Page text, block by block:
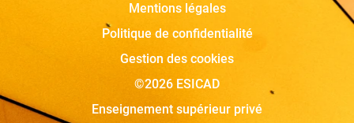
Mentions légales
Politique de confidentialité
Gestion des cookies
©2026 ESICAD
Enseignement supérieur privé